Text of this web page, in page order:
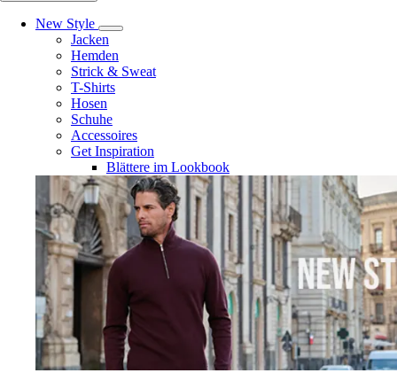
New Style
Jacken
Hemden
Strick & Sweat
T-Shirts
Hosen
Schuhe
Accessoires
Get Inspiration
Blättere im Lookbook